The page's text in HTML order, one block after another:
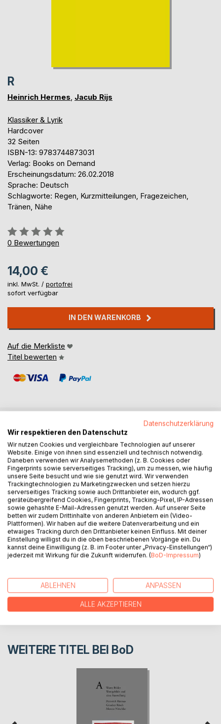
R
Heinrich Hermes, Jacub Rijs
Klassiker & Lyrik
Hardcover
32 Seiten
ISBN-13: 9783744873031
Verlag: Books on Demand
Erscheinungsdatum: 26.02.2018
Sprache: Deutsch
Schlagworte: Regen, Kurzmitteilungen, Fragezeichen,
Tränen, Nähe
Bewertung::
0%
0 Bewertungen
14,00 €
inkl. MwSt. / portofrei
sofort verfügbar
IN DEN WARENKORB
Auf die Merkliste
Titel bewerten
BESCHREIBUNG
Beide konnten sich später nicht mehr genau daran erinnern,
wie lange sie sich dort küssten, aber sie einigten sich
darauf: es wären wohl so an die 20 Minuten gewesen, 15
Minuten bei Trockenheit und folgend 5 Minuten bei
sanftem Regen.
AUTOR/IN
PRESSESTIMMEN
REZENSIONEN
WEITERE TITEL BEI BoD
Datenschutzerklärung
Wir respektieren den Datenschutz
Wir nutzen Cookies und vergleichbare Technologien auf unserer
Website. Einige von ihnen sind essenziell und technisch notwendig.
Daneben verwenden wir Analysemethoden (z. B. Cookies oder
Fingerprints sowie serverseitiges Tracking), um zu messen, wie häufig
unsere Seite besucht und wie sie genutzt wird. Wir verwenden
Trackingtechnologien zu Marketingzwecken und setzen hierzu
serverseitiges Tracking sowie auch Drittanbieter ein, wodurch ggf.
geräteübergreifend Cookies, Fingerprints, Tracking-Pixel, IP-Adressen
sowie gehashte E-Mail-Adressen genutzt werden. Auf unserer Seite
betten wir zudem Drittinhalte von anderen Anbietern ein (Video-
Plattformen). Wir haben auf die weitere Datenverarbeitung und ein
etwaiges Tracking durch den Drittanbieter keinen Einfluss. Mit deiner
Einstellung willigst du in die oben beschriebenen Vorgänge ein. Du
kannst deine Einwilligung (z. B. im Footer unter „Privacy-Einstellungen“)
jederzeit mit Wirkung für die Zukunft widerrufen. (BoD-Impressum)
ABLEHNEN ANPASSEN
ALLE AKZEPTIEREN